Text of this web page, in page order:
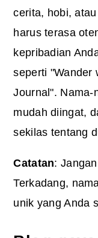
cerita, hobi,
harus terasa
kepribadian
seperti "Wander
Journal". Nama-
mudah diingat,
sekilas tentang
Catatan:
Terkadang,
unik yang Anda